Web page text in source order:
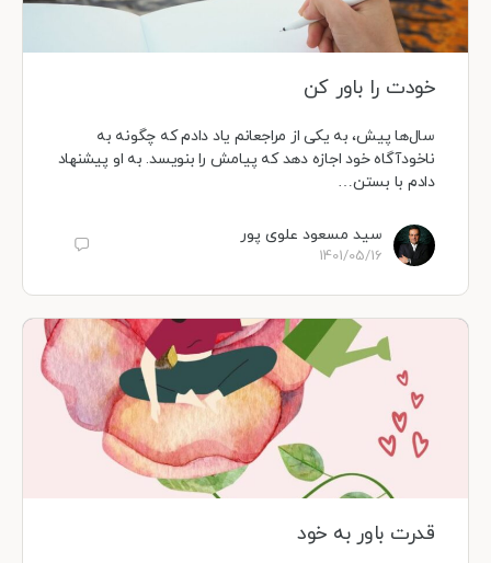
خودت را باور کن
سال‌ها پیش، به یکی از مراجعانم یاد دادم که چگونه به
ناخودآگاه خود اجازه دهد که پیامش را بنویسد. به او پیشنهاد
دادم با بستن…
سید مسعود علوی پور
1401/05/16
قدرت باور به خود